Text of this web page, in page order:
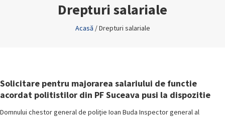
Drepturi salariale
Acasă /Drepturi salariale
Solicitare pentru majorarea salariului de functie
acordat politistilor din PF Suceava pusi la dispozitie
Domnului chestor general de poliţie Ioan Buda Inspector general al